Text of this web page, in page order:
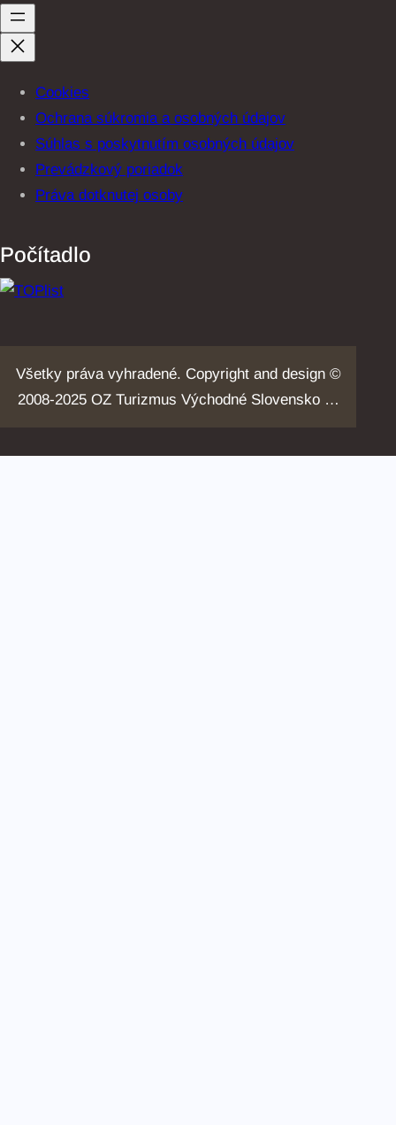
Cookies
Ochrana súkromia a osobných údajov
Súhlas s poskytnutím osobných údajov
Prevádzkový poriadok
Práva dotknutej osoby
Počítadlo
Všetky práva vyhradené. Copyright and design ©
2008-2025 OZ Turizmus Východné Slovensko …